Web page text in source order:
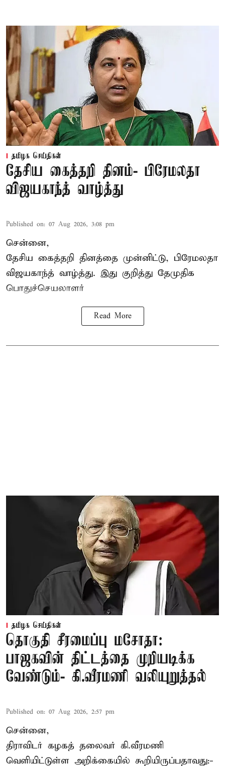
தமிழக செய்திகள்
தேசிய கைத்தறி தினம்- பிரேமலதா
விஜயகாந்த் வாழ்த்து
Published on: 07 Aug 2026, 3:08 pm
சென்னை,
தேசிய கைத்தறி தினத்தை முன்னிட்டு, பிரேமலதா
விஜயகாந்த் வாழ்த்து. இது குறித்து தேமுதிக
பொதுச்செயலாளர்
Read More
தமிழக செய்திகள்
தொகுதி சீரமைப்பு மசோதா:
பாஜகவின் திட்டத்தை முறியடிக்க
வேண்டும்- கி.வீரமணி வலியுறுத்தல்
Published on: 07 Aug 2026, 2:57 pm
சென்னை,
திராவிடர் கழகத் தலைவர் கி.வீரமணி
வெளியிட்டுள்ள அறிக்கையில் கூறியிருப்பதாவது:-